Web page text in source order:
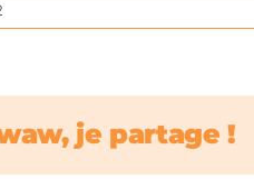
je partage !